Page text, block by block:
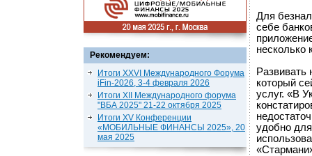
Рекомендуем:
Итоги XXVI Международного Форума
iFin-2026, 3-4 февраля 2026
Итоги XII Международного форума
"ВБА 2025" 21-22 октября 2025
Итоги XV Конференции
«МОБИЛЬНЫЕ ФИНАНСЫ 2025», 20
мая 2025
Для
себе
несколько
Развивать
который
услуг. «В
удобно